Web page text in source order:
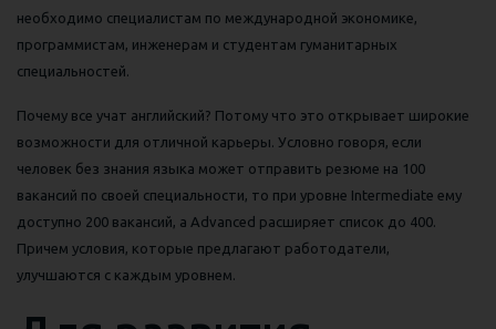
необходимо специалистам по международной экономике,
программистам, инженерам и студентам гуманитарных
специальностей.
Почему все учат английский? Потому что это открывает широкие
возможности для отличной карьеры. Условно говоря, если
человек без знания языка может отправить резюме на 100
вакансий по своей специальности, то при уровне Intermediate ему
доступно 200 вакансий, а Advanced расширяет список до 400.
Причем условия, которые предлагают работодатели,
улучшаются с каждым уровнем.